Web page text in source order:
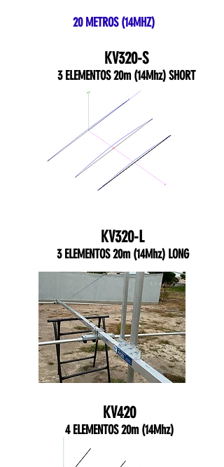
20 METROS (14MHZ)
KV320-S
3 ELEMENTOS 20m (14Mhz) SHORT
KV320-L
3 ELEMENTOS 20m (14Mhz) LONG
KV420
4 ELEMENTOS 20m (14Mhz)